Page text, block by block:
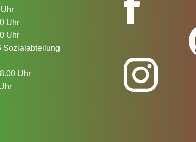
Uhr
Uhr
Sozialabteilung
Uhr